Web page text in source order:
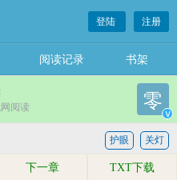
登陆 注册
阅读记录 书架
阅读 零
v
关灯
护眼
下一章 TXT下载